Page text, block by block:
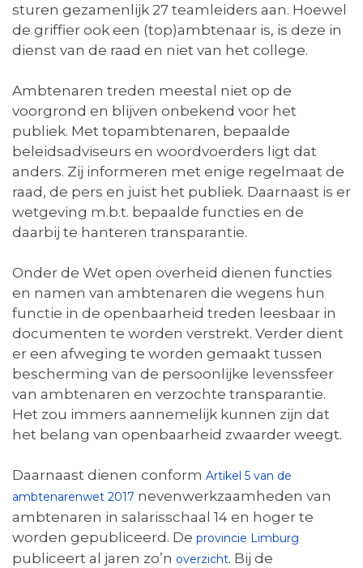
sturen gezamenlijk 27 teamleiders aan. Hoewel
de griffier ook een (top)ambtenaar is, is deze in
dienst van de raad en niet van het college.
Ambtenaren treden meestal niet op de
voorgrond en blijven onbekend voor het
publiek. Met topambtenaren, bepaalde
beleidsadviseurs en woordvoerders ligt dat
anders. Zij informeren met enige regelmaat de
raad, de pers en juist het publiek. Daarnaast is er
wetgeving m.b.t. bepaalde functies en de
daarbij te hanteren transparantie.
Onder de Wet open overheid dienen functies
en namen van ambtenaren die wegens hun
functie in de openbaarheid treden leesbaar in
documenten te worden verstrekt. Verder dient
er een afweging te worden gemaakt tussen
bescherming van de persoonlijke levenssfeer
van ambtenaren en verzochte transparantie.
Het zou immers aannemelijk kunnen zijn dat
het belang van openbaarheid zwaarder weegt.
Daarnaast dienen conform Artikel 5 van de
ambtenarenwet 2017 nevenwerkzaamheden van
ambtenaren in salarisschaal 14 en hoger te
worden gepubliceerd. De provincie Limburg
publiceert al jaren zo’n overzicht. Bij de